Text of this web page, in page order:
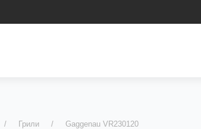
Грили Gaggenau VR230120